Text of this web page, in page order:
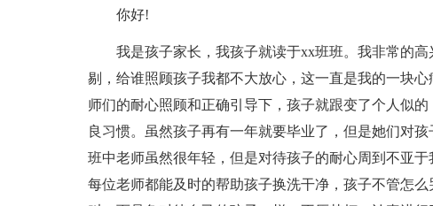
你好!
我是孩子家长，我孩子就读于xx班班。我非常的
剔，给谁照顾孩子我都不大放心，这一直是我的一块
师们的耐心照顾和正确引导下，孩子就跟变了个人似
良习惯。虽然孩子再有一年就要毕业了，但是她们对
班中老师虽然很年轻，但是对待孩子的耐心周到不亚
每位老师都能及时的帮助孩子换洗干净，孩子不管怎